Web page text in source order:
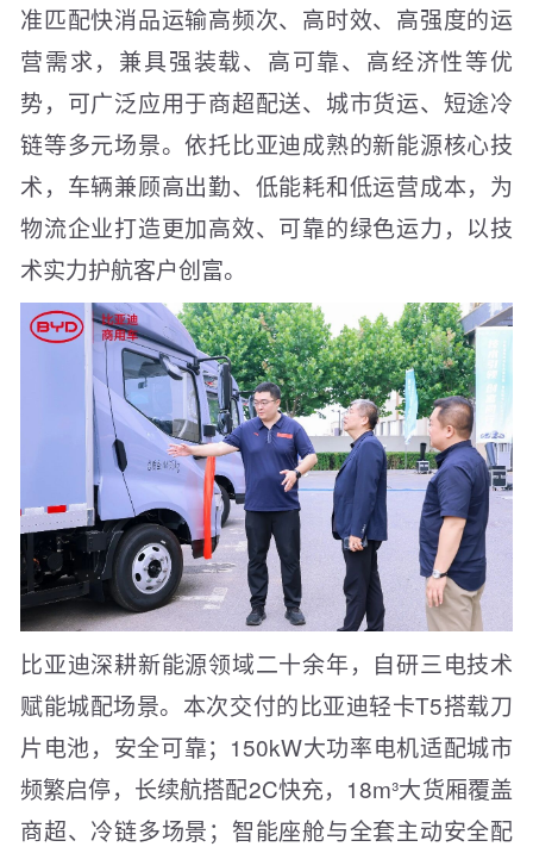
准匹配快消品运输高频次、高时效、高强度的运
营需求，兼具强装载、高可靠、高经济性等优
势，可广泛应用于商超配送、城市货运、短途冷
链等多元场景。依托比亚迪成熟的新能源核心技
术，车辆兼顾高出勤、低能耗和低运营成本，为
物流企业打造更加高效、可靠的绿色运力，以技
术实力护航客户创富。
比亚迪深耕新能源领域二十余年，自研三电技术
赋能城配场景。本次交付的比亚迪轻卡T5搭载刀
片电池，安全可靠；150kW大功率电机适配城市
频繁启停，长续航搭配2C快充，18m³大货厢覆盖
商超、冷链多场景；智能座舱与全套主动安全配